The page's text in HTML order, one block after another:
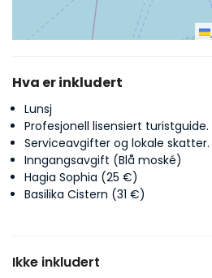
Hva er inkludert
Lunsj
Profesjonell lisensiert turistguide.
Serviceavgifter og lokale skatter.
Inngangsavgift (Blå moské)
Hagia Sophia (25 €)
Basilika Cistern (31 €)
Ikke inkludert